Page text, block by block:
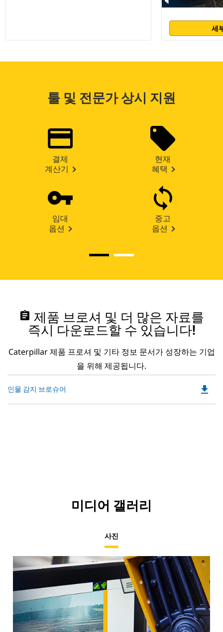
세
툴 및 전문가 상시 지원
결제
계산기
현재
혜택
임대
옵션
중고
옵션
assignment 제품 브로셔 및 더 많은 자료를
즉시 다운로드할 수 있습니다!
Caterpillar 제품 프로셔 및 기타 정보 문서가 성장하는 기업
을 위해 제공됩니다.
인물 감지 브로슈어 file_download
미디어 갤러리
사진